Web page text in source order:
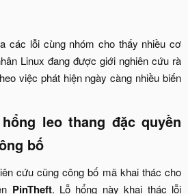
các lỗi cùng nhóm cho thấy nhiều cơ
Linux đang được giới nghiên cứu rà
việc phát hiện ngày càng nhiều biến
leo thang đặc quyền
bố​
cứu cũng công bố mã khai thác cho
PinTheft. Lỗ hổng này khai thác lỗi